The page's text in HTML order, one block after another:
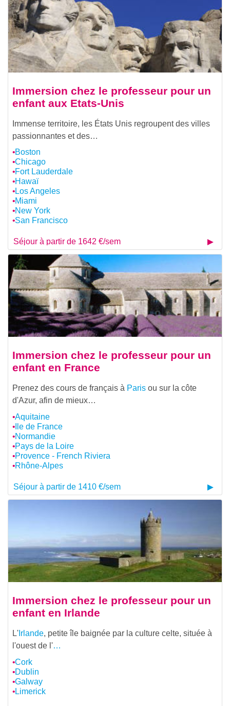
Immersion chez le professeur pour un
enfant aux Etats-Unis
Immense territoire, les États Unis regroupent des villes
passionnantes et des…
Boston
Chicago
Fort Lauderdale
Hawaï
Los Angeles
Miami
New York
San Francisco
Séjour à partir de 1642 €/sem
Immersion chez le professeur pour un
enfant en France
Prenez des cours de français à Paris ou sur la côte
d'Azur, afin de mieux…
Aquitaine
Ile de France
Normandie
Pays de la Loire
Provence - French Riviera
Rhône-Alpes
Séjour à partir de 1410 €/sem
Immersion chez le professeur pour un
enfant en Irlande
L' Irlande, petite île baignée par la culture celte, située à
l'ouest de l'…
Cork
Dublin
Galway
Limerick